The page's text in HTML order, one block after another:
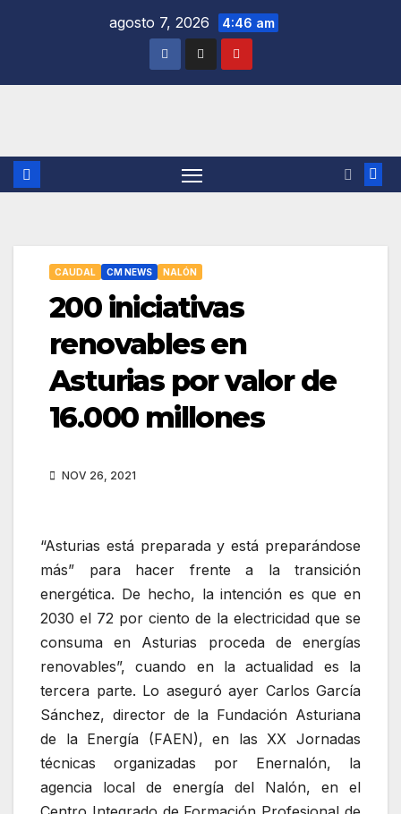
agosto 7, 2026 4:46 am
CAUDAL CM NEWS NALÓN
200 iniciativas
renovables en
Asturias por valor de
16.000 millones
NOV 26, 2021
“Asturias está preparada y está preparándose
más” para hacer frente a la transición
energética. De hecho, la intención es que en
2030 el 72 por ciento de la electricidad que se
consuma en Asturias proceda de energías
renovables”, cuando en la actualidad es la
tercera parte. Lo aseguró ayer Carlos García
Sánchez, director de la Fundación Asturiana
de la Energía (FAEN), en las XX Jornadas
técnicas organizadas por Enernalón, la
agencia local de energía del Nalón, en el